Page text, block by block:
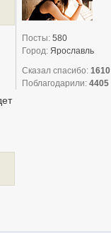
Посты: 580
Город: Ярославль
Сказал спасибо: 1610
Поблагодарили: 4405